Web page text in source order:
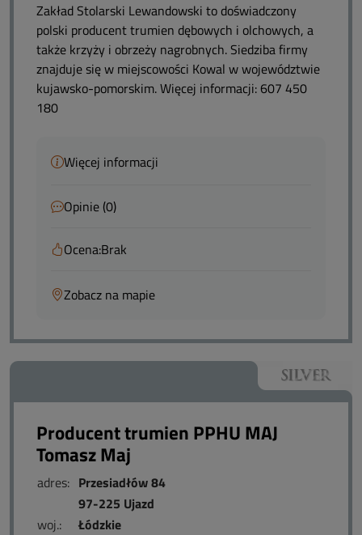
Zakład Stolarski Lewandowski to doświadczony
polski producent trumien dębowych i olchowych, a
także krzyży i obrzeży nagrobnych. Siedziba firmy
znajduje się w miejscowości Kowal w województwie
kujawsko-pomorskim. Więcej informacji: 607 450
180
Więcej informacji
Opinie (0)
Ocena:Brak
Zobacz na mapie
Producent trumien PPHU MAJ
Tomasz Maj
adres: Przesiadłów 84
97-225 Ujazd
woj.:
Łódzkie